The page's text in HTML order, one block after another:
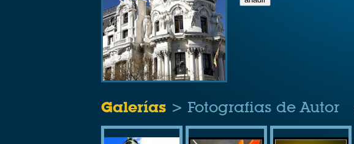
Galerías > Fotografias de Autor